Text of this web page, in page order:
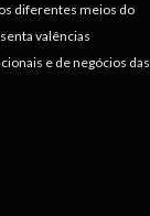
diferentes meios do
valências
e de negócios das